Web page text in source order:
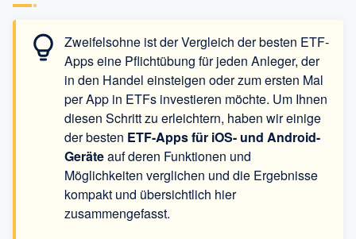
Zweifelsohne ist der Vergleich der besten ETF-
Apps eine Pflichtübung für jeden Anleger, der
in den Handel einsteigen oder zum ersten Mal
per App in ETFs investieren möchte. Um Ihnen
diesen Schritt zu erleichtern, haben wir einige
der besten ETF-Apps für iOS- und Android-
Geräteauf deren Funktionen und
Möglichkeiten verglichen und die Ergebnisse
kompakt und übersichtlich hier
zusammengefasst.